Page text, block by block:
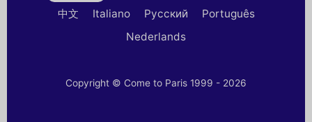
中文
Italiano Русский
Português
Nederlands
Copyright © Come to Paris 1999 - 2026